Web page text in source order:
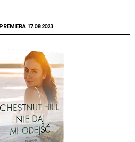
PREMIERA 17.08.2023